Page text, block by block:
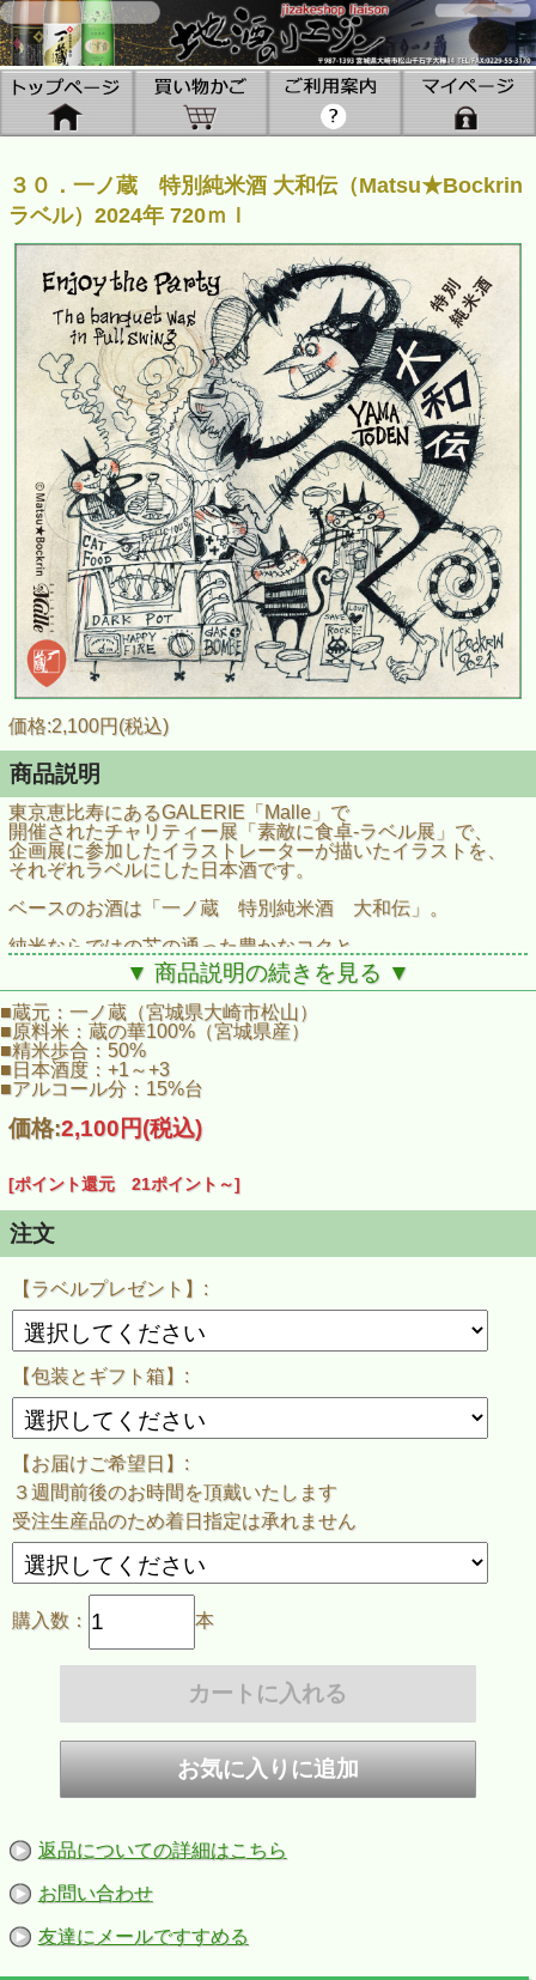
３０．一ノ蔵 特別純米酒 大和伝（Matsu★Bockrin
ラベル）2024年 720ｍｌ
価格:2,100円(税込)
商品説明
東京恵比寿にあるGALERIE「Malle」で
開催されたチャリティー展「素敵に食卓‐ラベル展」で、
企画展に参加したイラストレーターが描いたイラストを、
それぞれラベルにした日本酒です。
ベースのお酒は「一ノ蔵 特別純米酒 大和伝」。
純米ならではの芯の通った豊かなコクと
芳醇な旨味に溢れる、
昔ながらの麹の香りのする数少ないお酒。
滑らかな口当たり、膨らむ旨味が一体となり、
充実した味わいを醸しています。
冷やから常温、お燗でも美味しく
幅広い温度体でお楽しみ頂けます。
この商品のラベルデザインは、Matsu★Bockrin氏
ト致します！
※ご注文時に選択して下さい。
発送までに３週間から４週間程お時間を頂戴致します。
正式な発送日につきましては、ご注文後に当店よりメールで
※ご決済方法を『銀行振込』でご選択いただいた場合は御入
金確認後から１～２週間後のお届けとなります。
※完全受注生産品の為、お届け日をご指定いただいても
指定日までのお届けが難しい場合が御座います。
▼ 商品説明の続きを見る ▼
■蔵元：一ノ蔵（宮城県大崎市松山）
■原料米：蔵の華100%（宮城県産）
■精米歩合：50%
■日本酒度：+1～+3
■アルコール分：15%台
価格:2,100円(税込)
[ポイント還元 21ポイント～]
注文
【ラベルプレゼント】:
【包装とギフト箱】:
【お届けご希望日】:
３週間前後のお時間を頂戴いたします
受注生産品のため着日指定は承れません
購入数： 本
返品についての詳細はこちら
お問い合わせ
友達にメールですすめる